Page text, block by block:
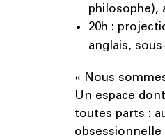
philosophe),
20h :
anglais,
« Nous
Un espace
toutes parts :